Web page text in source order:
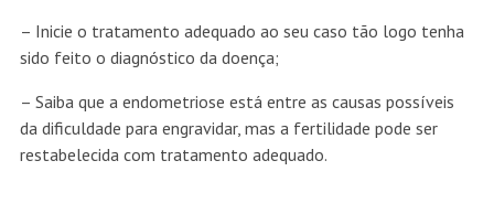
– Inicie o tratamento adequado ao seu caso tão logo tenha
sido feito o diagnóstico da doença;
– Saiba que a endometriose está entre as causas possíveis
da dificuldade para engravidar, mas a fertilidade pode ser
restabelecida com tratamento adequado.